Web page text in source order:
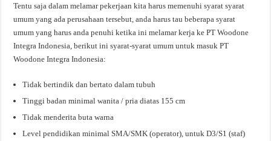
Tentu saja dalam melamar pekerjaan kita harus memenuhi syarat syarat
umum yang ada perusahaan tersebut, anda harus tau beberapa syarat
umum yang harus anda penuhi ketika ini melamar kerja ke PT Woodone
Integra Indonesia, berikut ini syarat-syarat umum untuk masuk PT
Woodone Integra Indonesia:
Tidak bertindik dan bertato dalam tubuh
Tinggi badan minimal wanita / pria diatas 155 cm
Tidak menderita buta warna
Level pendidikan minimal SMA/SMK (operator), untuk D3/S1 (staf)